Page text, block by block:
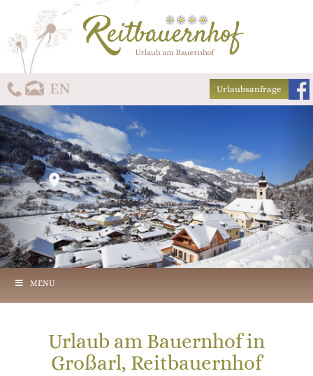
Urlaubsanfrage
MENU
Urlaub am Bauernhof in
Großarl, Reitbauernhof